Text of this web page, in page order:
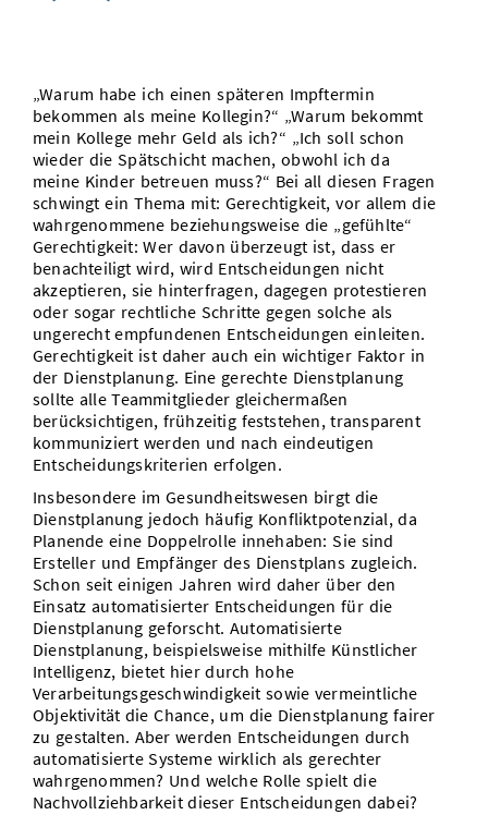
Kontakt
SIC Merchandise
SIC Podcast
AnsprechpartnerInnen, Personen, Forschungsgruppen
Termine, Vorträge und Veranstaltungen
Alumni
„Warum habe ich einen späteren Impftermin
bekommen als meine Kollegin?“ „Warum bekommt
mein Kollege mehr Geld als ich?“ „Ich soll schon
wieder die Spätschicht machen, obwohl ich da
meine Kinder betreuen muss?“ Bei all diesen Fragen
schwingt ein Thema mit: Gerechtigkeit, vor allem die
wahrgenommene beziehungsweise die „gefühlte“
Gerechtigkeit: Wer davon überzeugt ist, dass er
benachteiligt wird, wird Entscheidungen nicht
akzeptieren, sie hinterfragen, dagegen protestieren
oder sogar rechtliche Schritte gegen solche als
ungerecht empfundenen Entscheidungen einleiten.
Gerechtigkeit ist daher auch ein wichtiger Faktor in
der Dienstplanung. Eine gerechte Dienstplanung
sollte alle Teammitglieder gleichermaßen
berücksichtigen, frühzeitig feststehen, transparent
kommuniziert werden und nach eindeutigen
Entscheidungskriterien erfolgen.
Insbesondere im Gesundheitswesen birgt die
Dienstplanung jedoch häufig Konfliktpotenzial, da
Planende eine Doppelrolle innehaben: Sie sind
Ersteller und Empfänger des Dienstplans zugleich.
Schon seit einigen Jahren wird daher über den
Einsatz automatisierter Entscheidungen für die
Dienstplanung geforscht. Automatisierte
Dienstplanung, beispielsweise mithilfe Künstlicher
Intelligenz, bietet hier durch hohe
Verarbeitungsgeschwindigkeit sowie vermeintliche
Objektivität die Chance, um die Dienstplanung fairer
zu gestalten. Aber werden Entscheidungen durch
automatisierte Systeme wirklich als gerechter
wahrgenommen? Und welche Rolle spielt die
Nachvollziehbarkeit dieser Entscheidungen dabei?